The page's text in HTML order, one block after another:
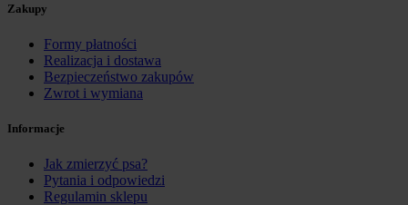
Zakupy
Formy płatności
Realizacja i dostawa
Bezpieczeństwo zakupów
Zwrot i wymiana
Informacje
Jak zmierzyć psa?
Pytania i odpowiedzi
Regulamin sklepu